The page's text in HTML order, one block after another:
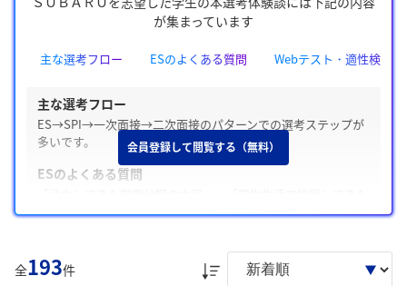
が集まっています
主な選考フロー ESのよくある質問 Webテスト・適性検査
主な選考フロー
ES→SPI→一次面接→二次面接のパターンでの選考ステップが
多いです。
ESのよくある質問
こと」の質問が多いです。
テストがある場合とない場合がある / SPI
会員登録して閲覧する（無料）
全193件